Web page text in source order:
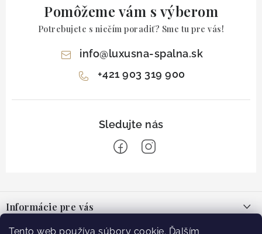
Tento web používa súbory cookie. Ďalším
Pomôžeme vám s výberom
Potrebujete s niečím poradiť? Sme tu pre vás!
info@luxusna-spalna.sk
+421 903 319 900
pInformácie pre vás
O nás